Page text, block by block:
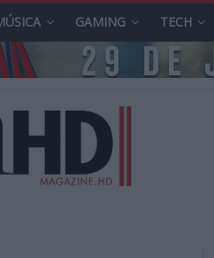
GAMING TECH